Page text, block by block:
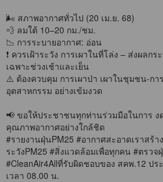
🌬️ สภาพอากาศทั่วไป (20 เม.ย. 68)
💨 ลมใต้ 10–20 กม./ชม.
📉 การระบายอากาศ: อ่อน
❗ ควรเฝ้าระวัง การเผาในที่โล่ง – ส่งผล
เฉพาะช่วงเช้าและเย็น
⚠️ ต้องควบคุม การเผาป่า เผาในชุมชน-กา
อุตสาหกรรม อย่างเข้มงวด
📢 ขอให้ประชาชนทุกท่านร่วมมือในการ ง
คุณภาพอากาศอย่างใกล้ชิด
#รายงานฝุ่นPM25 #อากาศสะอาดเราสร้า
ระวังPM25 #สิ่งแวดล้อมเพื่อทุกคน #ตรว
#CleanAir4Allที่รับผิดชอบของ สคพ.12 ป
เวลา 08.00 น.